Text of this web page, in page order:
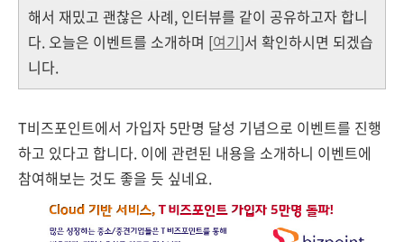
해서 재밌고 괜찮은 사례, 인터뷰를 같이 공유하고자 합니
다. 오늘은 이벤트를 소개하며 [여기]서 확인하시면 되겠습
니다.
T비즈포인트에서 가입자 5만명 달성 기념으로 이벤트를 진행
하고 있다고 합니다. 이에 관련된 내용을 소개하니 이벤트에
참여해보는 것도 좋을 듯 싶네요.